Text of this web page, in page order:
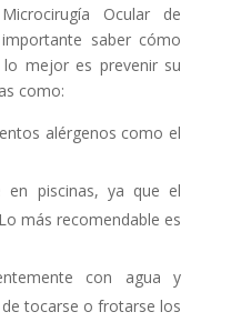
Ocular de
saber cómo
mejor es prevenir su
como:
alérgenos como el
en piscinas, ya que el
más recomendable es
con agua y
tocarse o frotarse los